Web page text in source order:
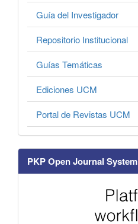
Guía del Investigador
Repositorio Institucional
Guías Temáticas
Ediciones UCM
Portal de Revistas UCM
PKP Open Journal System